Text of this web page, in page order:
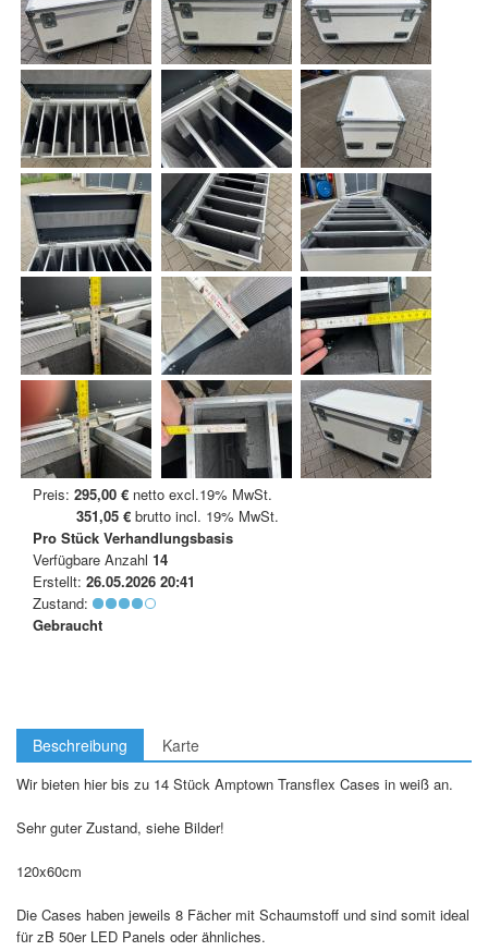
Preis: 295,00 € netto excl.19% MwSt.
351,05 € brutto incl. 19% MwSt.
Pro Stück Verhandlungsbasis
Verfügbare Anzahl 14
Erstellt: 26.05.2026 20:41
Zustand:
Gebraucht
Beschreibung Karte
Wir bieten hier bis zu 14 Stück Amptown Transflex Cases in weiß an.
Sehr guter Zustand, siehe Bilder!
120x60cm
Die Cases haben jeweils 8 Fächer mit Schaumstoff und sind somit ideal
für zB 50er LED Panels oder ähnliches.